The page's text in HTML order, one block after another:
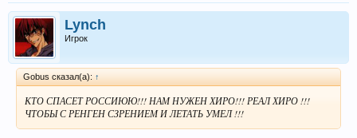
Lynch
Игрок
Gobus сказал(а): ↑
КТО СПАСЕТ РОССИЮЮ!!! НАМ НУЖЕН ХИРО!!! РЕАЛ ХИРО !!!
ЧТОБЫ С РЕНГЕН СЗРЕНИЕМ И ЛЕТАТЬ УМЕЛ !!!